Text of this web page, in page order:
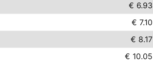
€ 6.93
€ 7.10
€ 8.17
€ 10.05